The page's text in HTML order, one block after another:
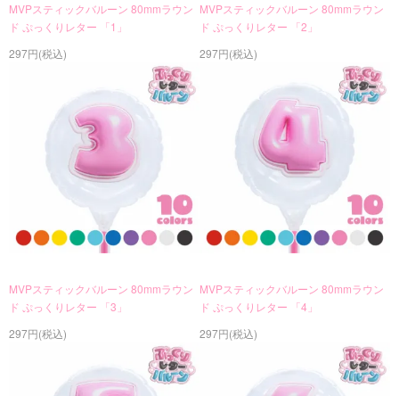
MVPスティックバルーン 80mmラウン
ド ぷっくりレター 「1」
297円(税込)
MVPスティックバルーン 80mmラウン
ド ぷっくりレター 「2」
297円(税込)
MVPスティックバルーン 80mmラウン
ド ぷっくりレター 「3」
297円(税込)
MVPスティックバルーン 80mmラウン
ド ぷっくりレター 「4」
297円(税込)